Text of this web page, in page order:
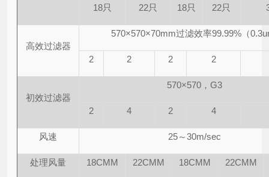
18只 22只 18只 22只
高效过滤器
570×570×70mm过滤效率99.99%（
2 2 2 2
初效过滤器
570×570，G3
2 4 2 4
风速 25～30m/sec
处理风量 18CMM 22CMM 18CMM 22CMM